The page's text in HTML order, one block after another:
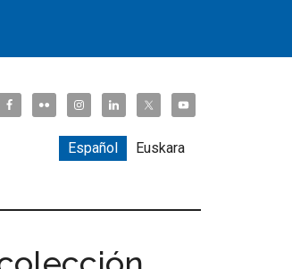
Español Euskara